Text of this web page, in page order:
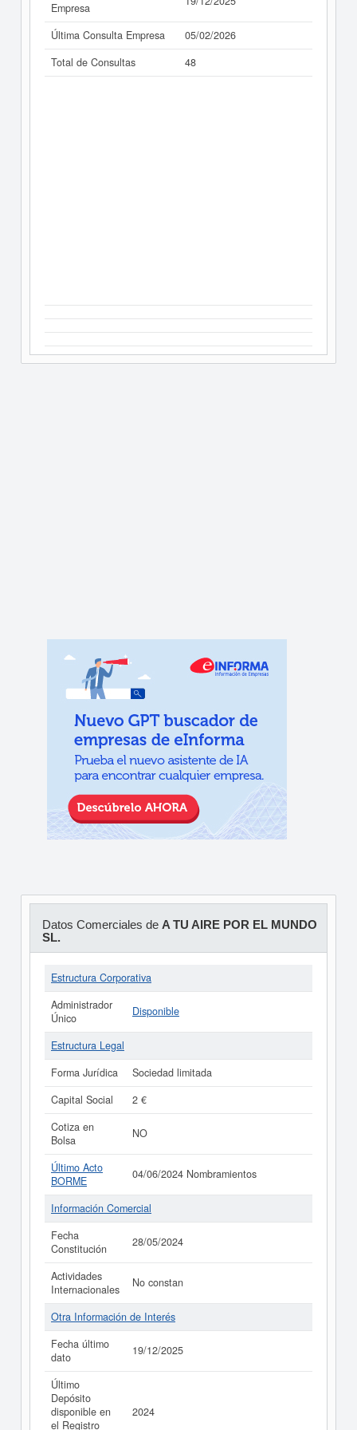
Empresa
Última Consulta Empresa
05/02/2026
Total de Consultas
48
Datos Comerciales de A TU AIRE POR EL MUNDO
SL.
Estructura Corporativa
Administrador
Único
Disponible
Estructura Legal
Forma Jurídica
Sociedad limitada
Capital Social
2 €
Cotiza en
Bolsa
NO
Último Acto
BORME
04/06/2024 Nombramientos
Información Comercial
Fecha
Constitución
28/05/2024
Actividades
Internacionales
No constan
Otra Información de Interés
Fecha último
dato
19/12/2025
Último
Depósito
disponible en
el Registro
2024